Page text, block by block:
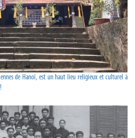
de Hanoï, est un haut lieu religieux et culturel à